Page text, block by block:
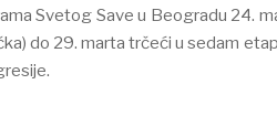
Svetog Save u Beogradu 24.
do 29. marta trčeći u sedam